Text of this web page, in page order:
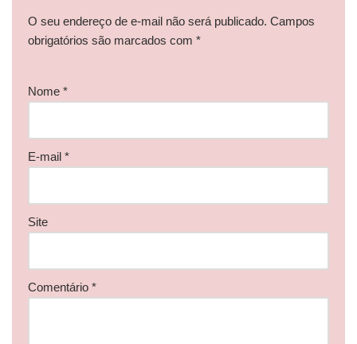
O seu endereço de e-mail não será publicado. Campos
obrigatórios são marcados com *
Nome *
E-mail *
Site
Comentário *